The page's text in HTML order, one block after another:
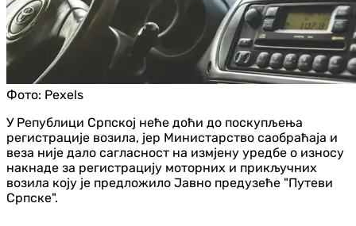
Фото: Pexels
У Републици Српској неће доћи до поскупљења
регистрације возила, јер Министарство саобраћаја и
веза није дало сагласност на измјену уредбе о износу
накнаде за регистрацију моторних и прикључних
возила коју је предложило Јавно предузеће "Путеви
Српске".